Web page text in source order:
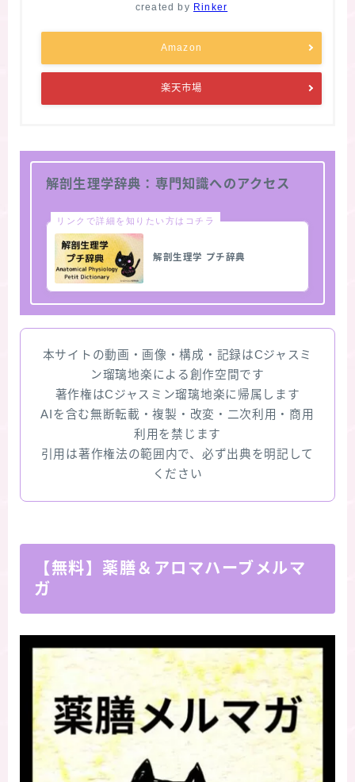
created by Rinker
Amazon
楽天市場
解剖生理学辞典：専門知識へのアクセス
リンクで詳細を知りたい方はコチラ
解剖生理学 プチ辞典
本サイトの動画・画像・構成・記録はCジャスミ
ン瑠璃地楽による創作空間です
著作権はCジャスミン瑠璃地楽に帰属します
AIを含む無断転載・複製・改変・二次利用・商用
利用を禁じます
引用は著作権法の範囲内で、必ず出典を明記して
ください
【無料】薬膳＆アロマハーブメルマ
ガ